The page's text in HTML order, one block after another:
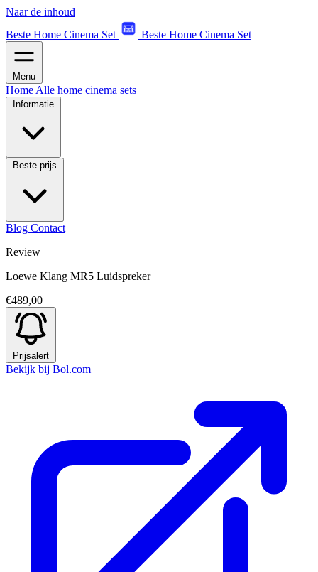
Naar de inhoud
Beste Home Cinema Set
Beste Home Cinema Set
Menu
Home Alle home cinema sets
Informatie
Beste prijs
Blog Contact
Review
Loewe Klang MR5 Luidspreker
€489,00
Prijsalert
Bekijk bij Bol.com